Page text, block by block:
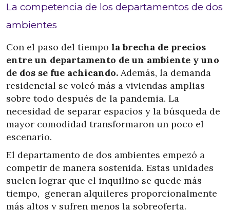
La competencia de los departamentos de dos
ambientes
Con el paso del tiempo la brecha de precios
entre un departamento de un ambiente y uno
de dos se fue achicando. Además, la demanda
residencial se volcó más a viviendas amplias
sobre todo después de la pandemia. La
necesidad de separar espacios y la búsqueda de
mayor comodidad transformaron un poco el
escenario.
El departamento de dos ambientes empezó a
competir de manera sostenida. Estas unidades
suelen lograr que el inquilino se quede más
tiempo, generan alquileres proporcionalmente
más altos y sufren menos la sobreoferta.